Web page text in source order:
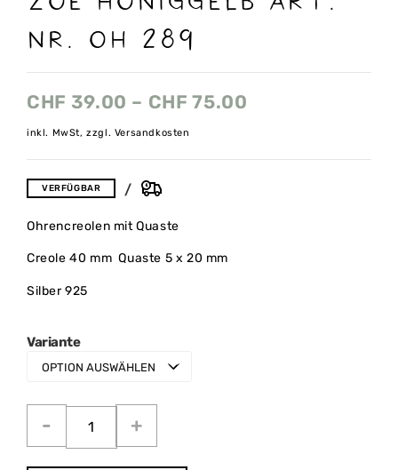
nr. OH 289
CHF 39.00 – CHF 75.00
inkl. MwSt, zzgl. Versandkosten
VERFÜGBAR
Ohrencreolen mit Quaste
Creole 40 mm Quaste 5 x 20 mm
Silber 925
Variante